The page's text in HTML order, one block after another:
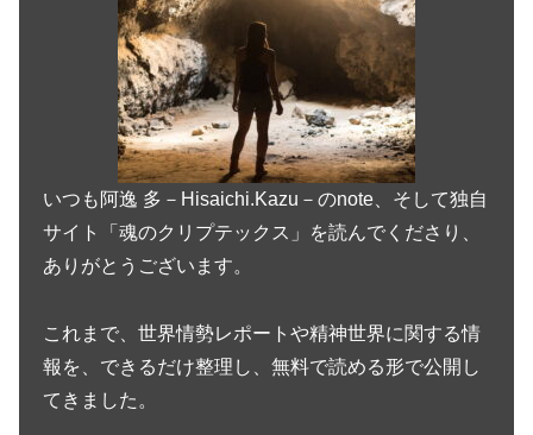
いつも阿逸 多－Hisaichi.Kazu－のnote、そして独自
サイト「魂のクリプテックス」を読んでくださり、
ありがとうございます。
これまで、世界情勢レポートや精神世界に関する情
報を、できるだけ整理し、無料で読める形で公開し
てきました。